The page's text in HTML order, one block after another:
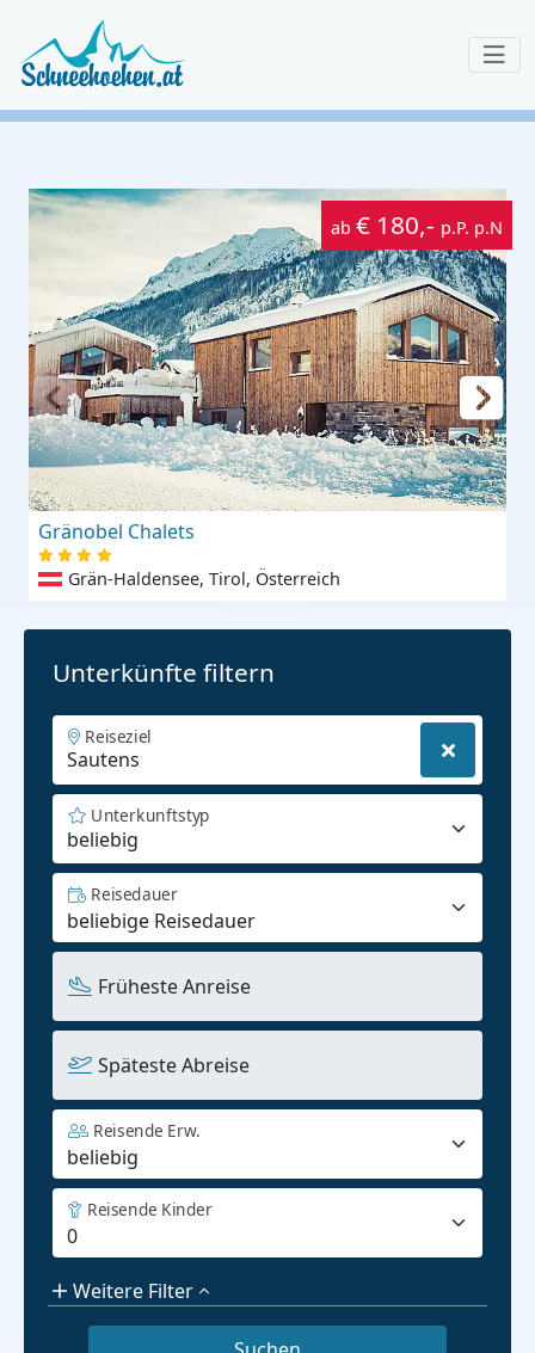
ab € 180,- p.P. p.N
Gränobel Chalets
Grän-Haldensee, Tirol, Österreich
Unterkünfte filtern
Reiseziel
beliebig
Unterkunftstyp
Reisedauer
Früheste Anreise
Späteste Abreise
Reisende Erw.
Reisende Kinder
Weitere Filter